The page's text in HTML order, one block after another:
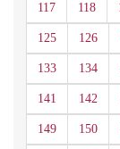
117 118
125 126
133 134
141 142
149 150